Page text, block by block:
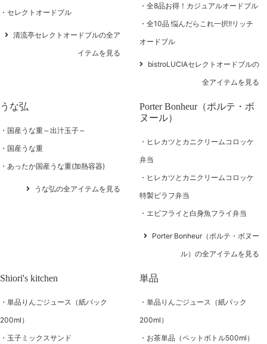
セレクトオードブル
清流亭セレクトオードブルの全ア
イテムを見る
全8品お得！カジュアルオードブル
全10品 悩んだらこれ一択!!リッチ
オードブル
bistroLUCIAセレクトオードブルの
全アイテムを見る
うな弘
国産うな重～出汁玉子～
国産うな重
あったか国産うな重(加熱容器)
うな弘の全アイテムを見る
Porter Bonheur（ポルテ・ボ
ヌール）
ヒレカツとカニクリームコロッケ
弁当
ヒレカツとカニクリームコロッケ
特製ピラフ弁当
エビフライと白身魚フライ弁当
Porter Bonheur（ポルテ・ボヌー
ル）の全アイテムを見る
Shiori's kitchen
単品りんごジュース（紙パック
200ml）
玉子ミックスサンド
単品
単品りんごジュース（紙パック
200ml）
お茶単品（ペットボトル500ml）